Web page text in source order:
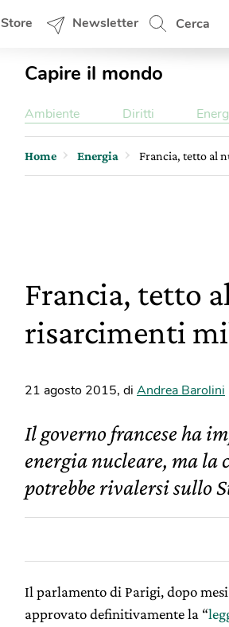
Store Newsletter Cerca
Capire il mondo
Ambiente Diritti
Home Energia Francia, tetto al
Francia, tetto
risarcimenti
21 agosto 2015, di Andrea Barolini
Il governo francese ha
energia nucleare, ma la
potrebbe rivalersi sullo
Il parlamento di Parigi, dopo
approvato definitivamente la “